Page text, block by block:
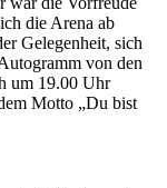
die Arena ab
Gelegenheit, sich
von den
um 19.00 Uhr
Motto „Du bist